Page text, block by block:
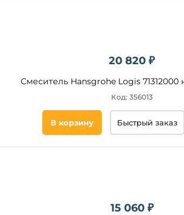
20 820 ₽
Смеситель Hansgrohe Logis 71312000
Код: 356013
В корзину Быстрый заказ
15 060 ₽